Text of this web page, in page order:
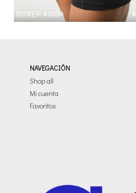
BOXER #5034 $
NAVEGACIÓN
Shop all
Mi cuenta
Favoritos